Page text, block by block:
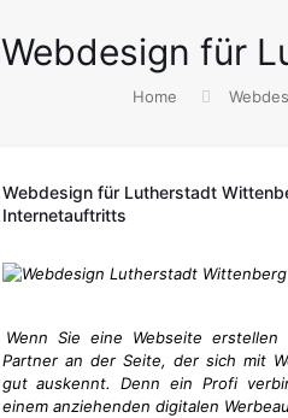
Webdesign für
Home
Webdesign für Lutherstadt
Internetauftritts
Wenn Sie eine Webseite
Partner an der Seite, der sich mit
gut auskennt. Denn ein Profi
einem anziehenden digitalen